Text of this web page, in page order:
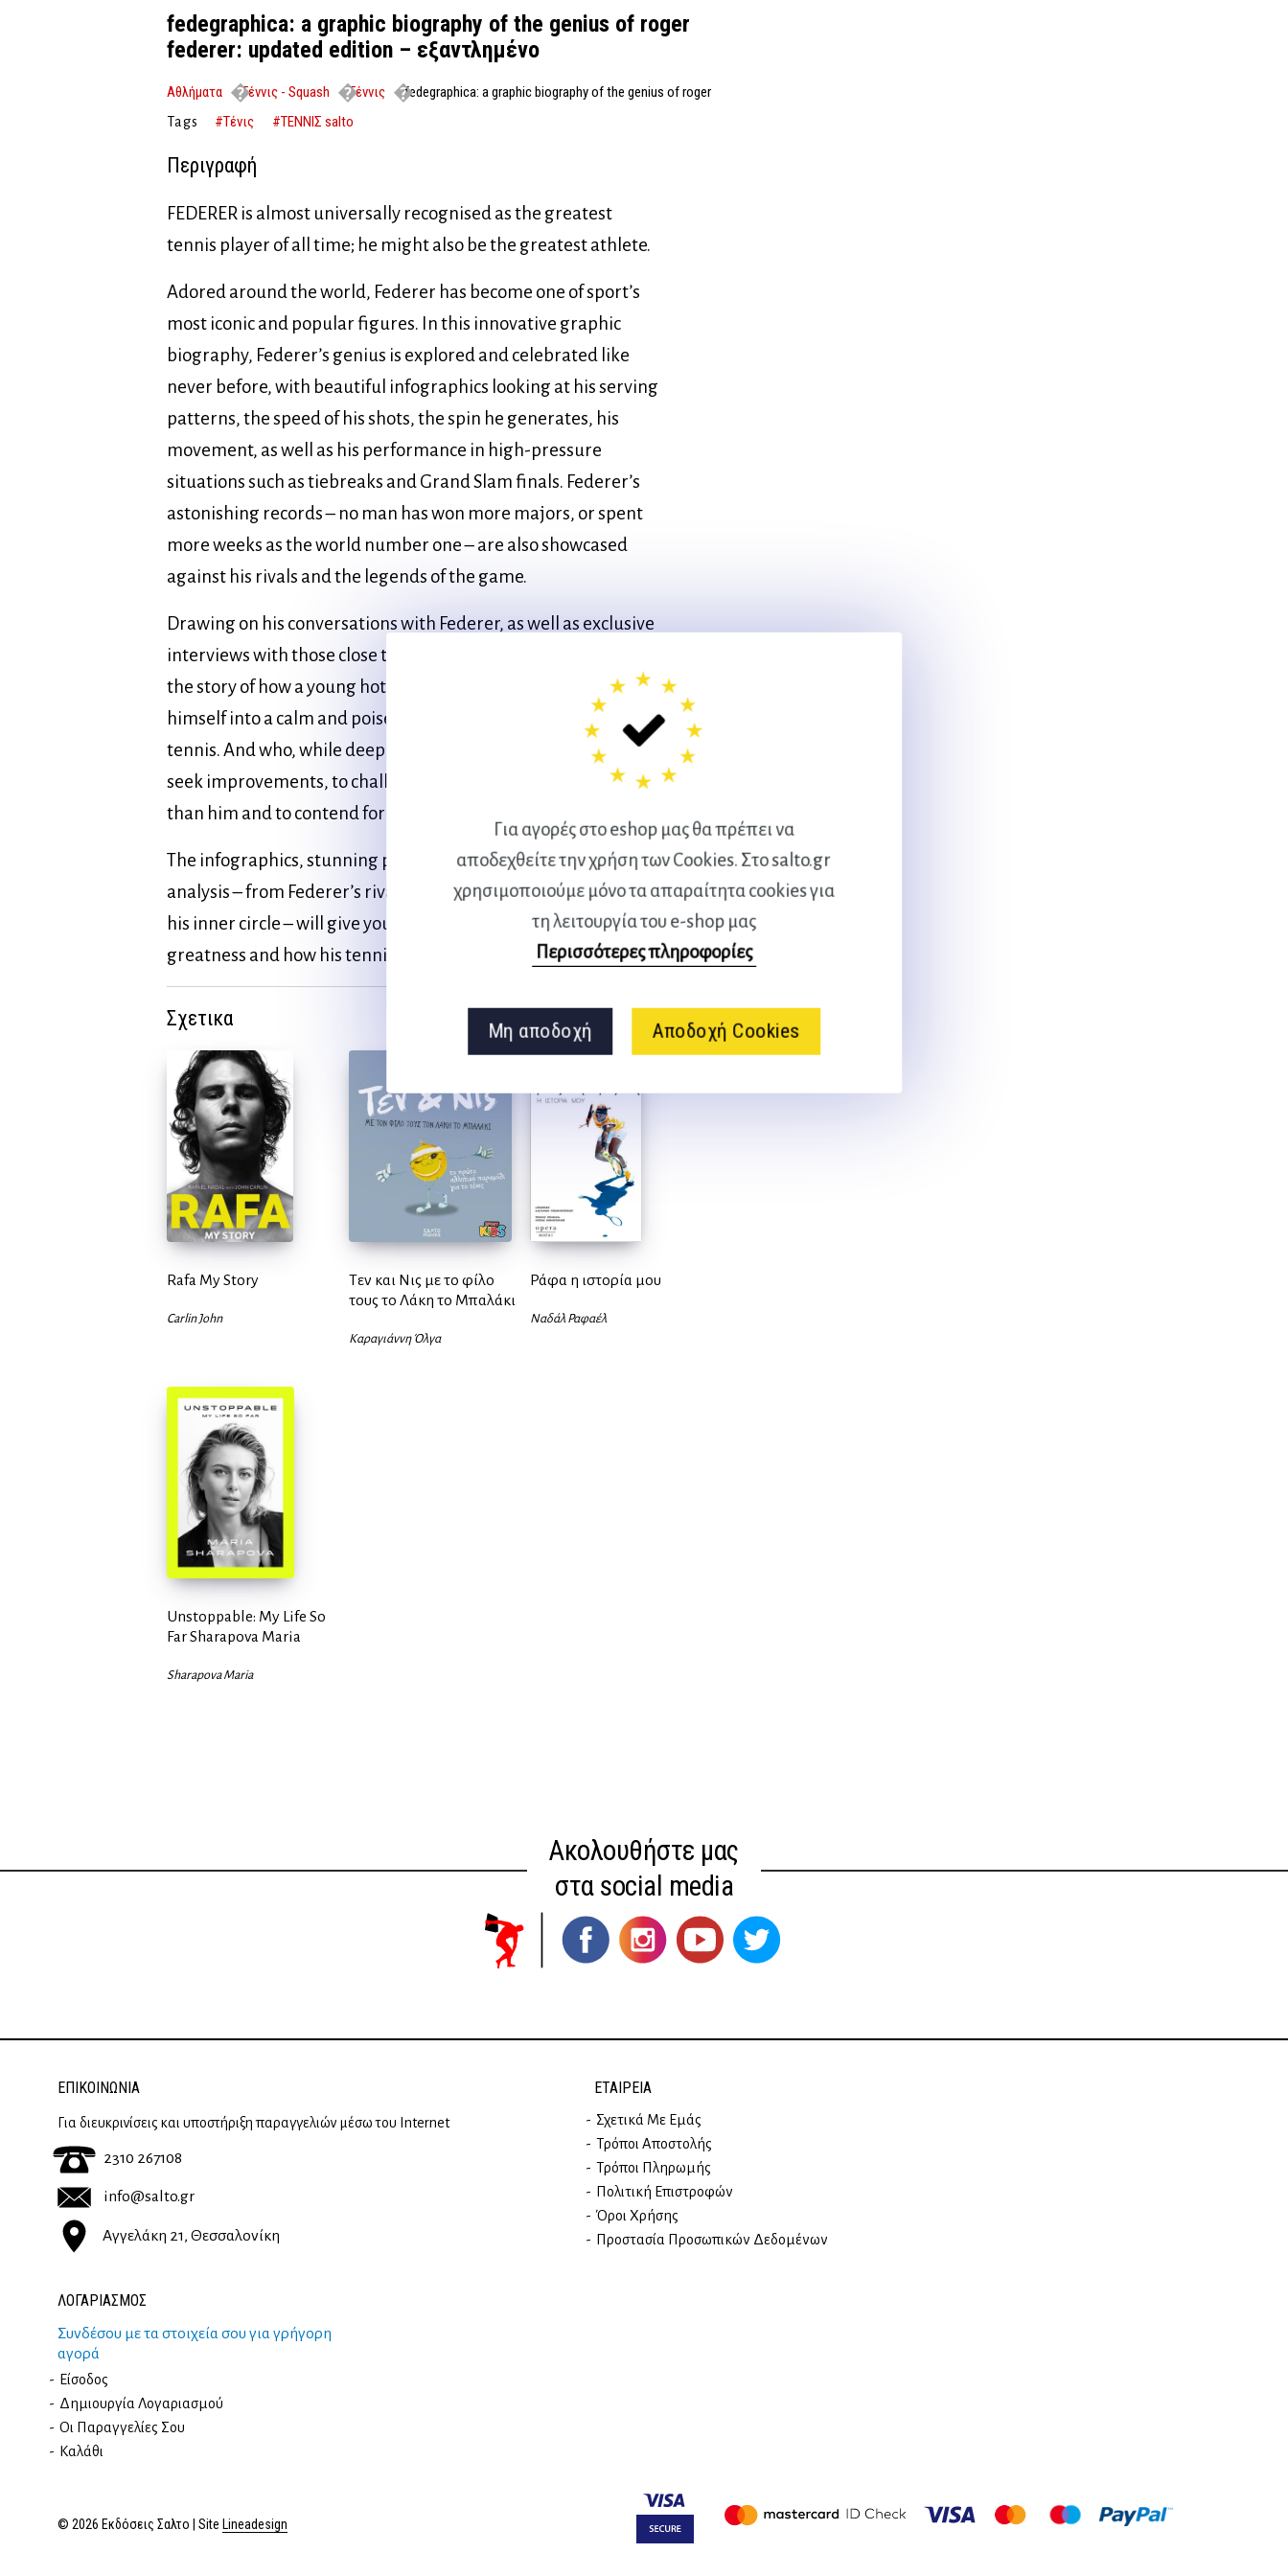
Για αγορές στο eshop μας θα πρέπει να
αποδεχθείτε την χρήση των Cookies. Στο salto.gr
χρησιμοποιούμε μόνο τα απαραίτητα cookies για
τη λειτουργία του e-shop μας
Περισσότερες πληροφορίες
Μη αποδοχή Αποδοχή Cookies
fedegraphica: a graphic biography of the genius of roger
federer: updated edition – εξαντλημένο
Αθλήματα Τέννις - Squash Τέννις
fedegraphica: a graphic biography of the genius of roger
federer: updated edition – εξαντλημένο
Tags #Τένις #ΤΕΝΝΙΣ salto
Περιγραφή
FEDERER is almost universally recognised as the greatest
tennis player of all time; he might also be the greatest athlete.
Adored around the world, Federer has become one of sport’s
most iconic and popular figures. In this innovative graphic
biography, Federer’s genius is explored and celebrated like
never before, with beautiful infographics looking at his serving
patterns, the speed of his shots, the spin he generates, his
movement, as well as his performance in high-pressure
situations such as tiebreaks and Grand Slam finals. Federer’s
astonishing records – no man has won more majors, or spent
more weeks as the world number one – are also showcased
against his rivals and the legends of the game.
Drawing on his conversations with Federer, as well as exclusive
interviews with those close to the Swiss, Mark Hodgkinson tells
the story of how a young hothead from Basel transformed
himself into a calm and poised athlete who came to dominate
tennis. And who, while deep in his thirties, has continued to
seek improvements, to challenge men many years younger
than him and to contend for the sport’s biggest prizes.
The infographics, stunning photography and insight and
analysis – from Federer’s rivals, idols, coaches and members of
his inner circle – will give you a new appreciation of his
greatness and how his tennis has moved so many people.
Σχετικα
Rafa My Story
Carlin John
Τεν και Νις με το φίλο
τους το Λάκη το Μπαλάκι
Καραγιάννη Όλγα
Ράφα η ιστορία μου
Ναδάλ Ραφαέλ
Unstoppable: My Life So
Far Sharapova Maria
Sharapova Maria
Ακολουθήστε μας
στα social media
ΕΠΙΚΟΙΝΩΝΊΑ
Για διευκρινίσεις και υποστήριξη παραγγελιών μέσω του Internet
2310 267108
info@salto.gr
Αγγελάκη 21, Θεσσαλονίκη
ΕΤΑΙΡΕΊΑ
Σχετικά Με Εμάς
Τρόποι Αποστολής
Τρόποι Πληρωμής
Πολιτική Επιστροφών
Όροι Χρήσης
Προστασία Προσωπικών Δεδομένων
ΛΟΓΑΡΙΑΣΜΟΣ
Συνδέσου με τα στοιχεία σου για γρήγορη
αγορά
Είσοδος
Δημιουργία Λογαριασμού
Οι Παραγγελίες Σου
Καλάθι
© 2026 Εκδόσεις Σαλτο | Site Lineadesign